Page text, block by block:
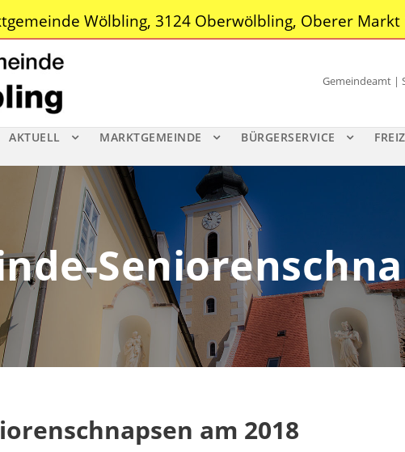
Wölbling, 3124 Oberwölbling, Oberer Markt
Gemeindeamt |
AKTUELL MARKTGEMEINDE BÜRGERSERVICE
am 2018